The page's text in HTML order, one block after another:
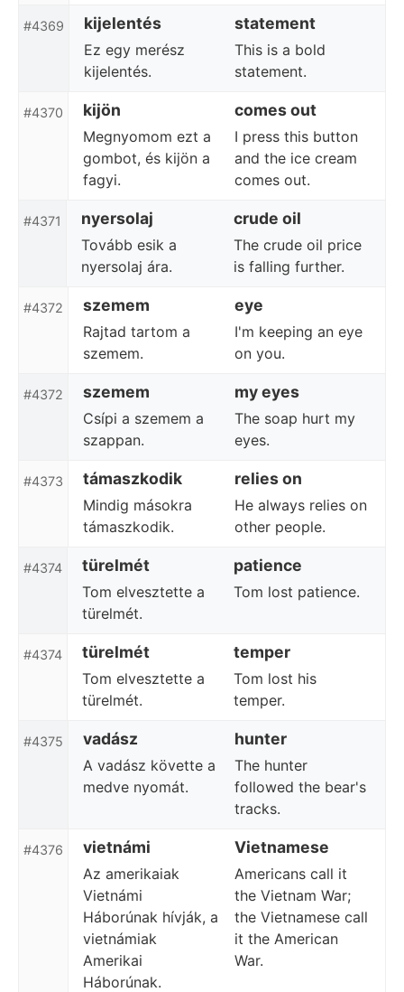
#4369 kijelentés statement
Ez egy merész
kijelentés.
This is a bold
statement.
#4370 kijön comes out
Megnyomom ezt a
gombot, és kijön a
fagyi.
I press this button
and the ice cream
comes out.
#4371 nyersolaj crude oil
Tovább esik a
nyersolaj ára.
The crude oil price
is falling further.
#4372 szemem eye
Rajtad tartom a
szemem.
I'm keeping an eye
on you.
#4372 szemem my eyes
Csípi a szemem a
szappan.
The soap hurt my
eyes.
#4373 támaszkodik relies on
Mindig másokra
támaszkodik.
He always relies on
other people.
#4374 türelmét patience
Tom elvesztette a
türelmét.
Tom lost patience.
#4374 türelmét temper
Tom elvesztette a
türelmét.
Tom lost his
temper.
#4375 vadász hunter
A vadász követte a
medve nyomát.
The hunter
followed the bear's
tracks.
#4376 vietnámi Vietnamese
Az amerikaiak
Vietnámi
Háborúnak hívják, a
vietnámiak
Amerikai
Háborúnak.
Americans call it
the Vietnam War;
the Vietnamese call
it the American
War.